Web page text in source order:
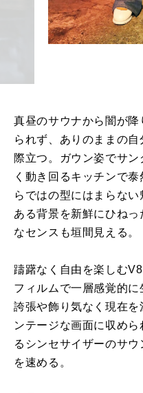
真昼のサウナから闇が
られず、ありのままの
際立つ。ガウン姿でサ
く動き回るキッチンで
らではの型にはまらな
ある背景を新鮮にひね
なセンスも垣間見える。
躊躇なく自由を楽しむ
フィルムで一層感覚的に
誇張や飾り気なく現在
ンテージな画面に収め
るシンセサイザーのサ
を速める。